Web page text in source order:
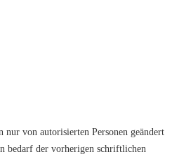
nur von autorisierten Personen geändert
bedarf der vorherigen schriftlichen